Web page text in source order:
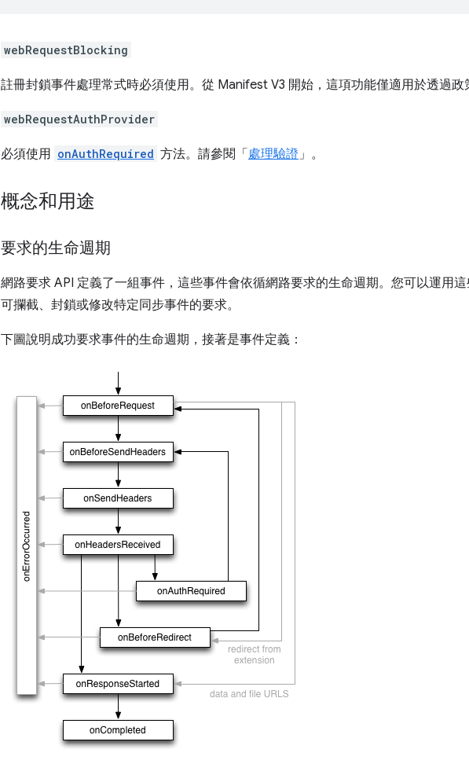
webRequestBlocking
註冊封鎖事件處理常式時必須使用。從 Manifest V3 開始，這項功能僅適用於透過政
webRequestAuthProvider
必須使用 onAuthRequired 方法。請參閱「 處理驗證」。
概念和用途
要求的生命週期
網路要求 API 定義了一組事件，這些事件會依循網路要求的生命週期。您可以運用
可攔截、封鎖或修改特定同步事件的要求。
下圖說明成功要求事件的生命週期，接著是事件定義：